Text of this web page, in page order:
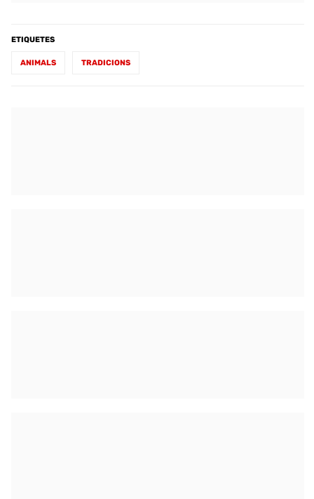
ETIQUETES
ANIMALS TRADICIONS